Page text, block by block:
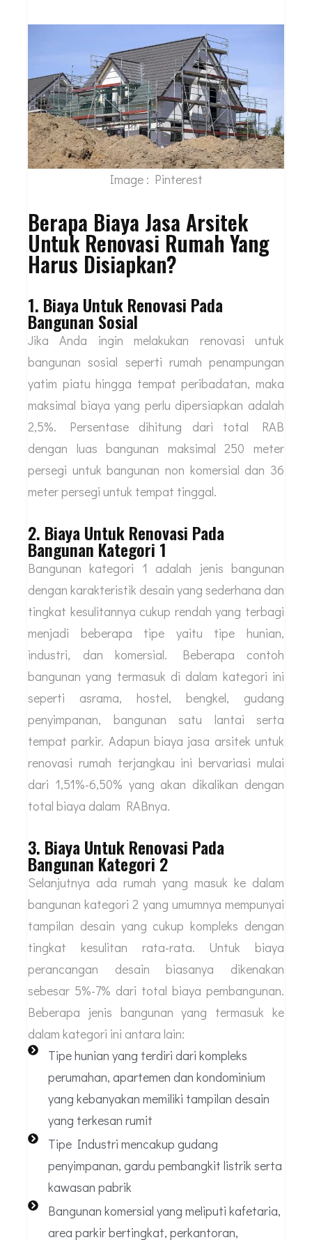
Image : Pinterest
Berapa Biaya Jasa Arsitek
Untuk Renovasi Rumah Yang
Harus Disiapkan?
1. Biaya Untuk Renovasi Pada
Bangunan Sosial
Jika Anda ingin melakukan renovasi untuk
bangunan sosial seperti rumah penampungan
yatim piatu hingga tempat peribadatan, maka
maksimal biaya yang perlu dipersiapkan adalah
2,5%. Persentase dihitung dari total RAB
dengan luas bangunan maksimal 250 meter
persegi untuk bangunan non komersial dan 36
meter persegi untuk tempat tinggal.
2. Biaya Untuk Renovasi Pada
Bangunan Kategori 1
Bangunan kategori 1 adalah jenis bangunan
dengan karakteristik desain yang sederhana dan
tingkat kesulitannya cukup rendah yang terbagi
menjadi beberapa tipe yaitu tipe hunian,
industri, dan komersial. Beberapa contoh
bangunan yang termasuk di dalam kategori ini
seperti asrama, hostel, bengkel, gudang
penyimpanan, bangunan satu lantai serta
tempat parkir. Adapun biaya jasa arsitek untuk
renovasi rumah terjangkau ini bervariasi mulai
dari 1,51%-6,50% yang akan dikalikan dengan
total biaya dalam RABnya.
3. Biaya Untuk Renovasi Pada
Bangunan Kategori 2
Selanjutnya ada rumah yang masuk ke dalam
bangunan kategori 2 yang umumnya mempunyai
tampilan desain yang cukup kompleks dengan
tingkat kesulitan rata-rata. Untuk biaya
perancangan desain biasanya dikenakan
sebesar 5%-7% dari total biaya pembangunan.
Beberapa jenis bangunan yang termasuk ke
dalam kategori ini antara lain:
Tipe hunian yang terdiri dari kompleks
perumahan, apartemen dan kondominium
yang kebanyakan memiliki tampilan desain
yang terkesan rumit
Tipe Industri mencakup gudang
penyimpanan, gardu pembangkit listrik serta
kawasan pabrik
Bangunan komersial yang meliputi kafetaria,
area parkir bertingkat, perkantoran,